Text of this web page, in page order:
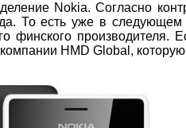
Nokia. Согласно
То есть уже в
производителя.
HMD Global, которую